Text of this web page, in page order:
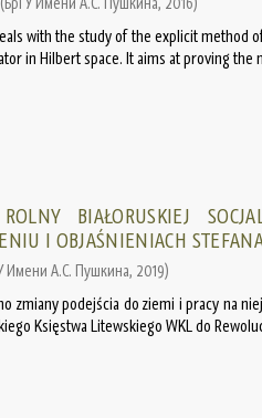
with the study of the explicit method
in Hilbert space. It aims at proving the
ROLNY BIAŁORUSKIEJ
I OBJAŚNIENIACH
Имени А.С. Пушкина, 2019)
zmiany podejścia do ziemi i pracy na
Księstwa Litewskiego WKL do